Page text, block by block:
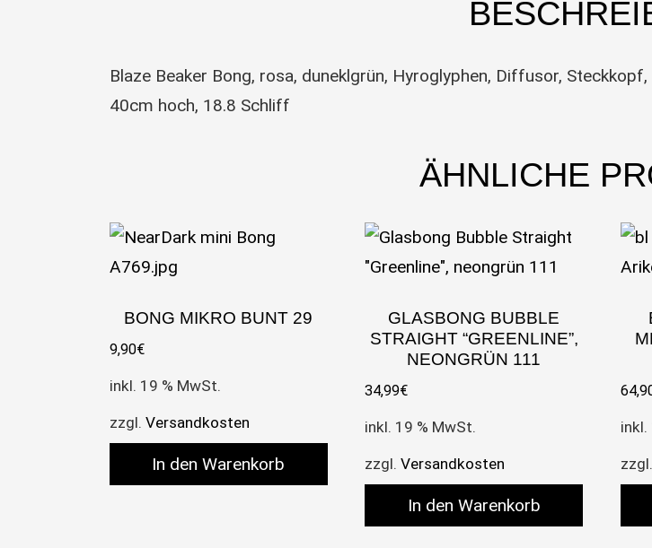
Blaze Beaker Bong, rosa, duneklgrün, Hyroglyphen, Diffusor,
40cm hoch, 18.8 Schliff
ÄHNLICHE
BONG MIKRO BUNT 29
9,90€
inkl. 19 % MwSt.
zzgl. Versandkosten
In den Warenkorb
GLASBONG BUBBLE
STRAIGHT “GREENLINE”,
NEONGRÜN 111
34,99€
inkl. 19 % MwSt.
zzgl.Versandkosten
In den Warenkorb
inkl.
zzgl.